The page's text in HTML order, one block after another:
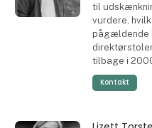
til
vurdere,
pågældende
tilbage i
Kontakt